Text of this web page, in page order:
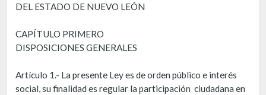
DEL ESTADO DE NUEVO LEÓN
CAPÍTULO PRIMERO
DISPOSICIONES GENERALES
Artículo 1.- La presente Ley es de orden público e interés
social, su finalidad es regular la participación ciudadana en